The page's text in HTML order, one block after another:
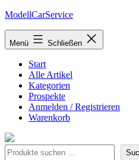
Zum
springen
ModellCarService
Menü Schließen
Start
Alle Artikel
Kategorien
Prospekte
Anmelden / Registrieren
Warenkorb
Suche